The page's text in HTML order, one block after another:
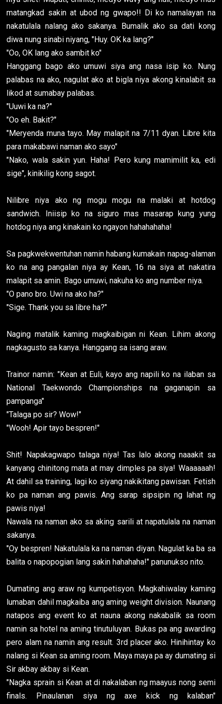
matangkad sakin at ubod ng gwapo!! Di ko namalayan na
nakatulala nalang ako sakanya. Bumalik ako sa dati kong
diwa nung sinabi niyang, "Huy. OK ka lang?"
"Oo, OK lang ako sambit ko"
Hanggang bago ako umuwi siya ang nasa isip ko. Nung
palabas na ako, nagulat ako at bigla niya akong kinalabit sa
likod at sumabay palabas.
"Uuwi ka na?"
"Oo eh. Bakit?"
"Meryenda muna tayo. May malapit na 7/11 dyan. Libre kita
para makabawi naman ako sayo"
"Nako, wala sakin yun. Haha! Pero kung mamimilit ka, edi
sige", kinikilig kong sagot.
Nilibre niya ako ng mogu mogu na malaki at hotdog
sandwich. Iniisip ko na siguro mas masarap kung yung
hotdog niya ang kinakain ko ngayon hahahahaha!
Sa pagkwekwentuhan namin habang kumakain napag-alaman
ko na ang pangalan niya ay Kean, 16 na siya at nakatira
malapit sa amin. Bago umuwi, nakuha ko ang number niya.
"O pano bro. Uwi na ako ha?"
"Sige. Thank you sa libre ha?"
Naging matalik kaming magkaibigan ni Kean. Lihim akong
nagkagusto sa kanya. Hanggang sa isang araw.
Trainor namin: "Kean at Euli, kayo ang napili ko na ilaban sa
National Taekwondo Championships na gaganapin sa
pampanga"
"Talaga po sir? Wow!"
"Wooh! Apir tayo bespren!"
Shit! Napakagwapo talaga niya! Tas lalo akong naaakit sa
kanyang chinitong mata at may dimples pa siya! Waaaaaah!
At dahil sa training, lagi ko siyang nakikitang pawisan. Fetish
ko pa naman ang pawis. Ang sarap sipsipin ng lahat ng
pawis niya!
Nawala na naman ako sa aking sarili at napatulala na naman
sakanya.
"Oy bespren! Nakatulala ka na naman diyan. Nagulat ka ba sa
balita o napopogian lang sakin hahahaha!" panunukso nito.
Dumating ang araw ng kumpetisyon. Magkahiwalay kaming
lumaban dahil magkaiba ang aming weight division. Naunang
natapos ang event ko at nauna akong nakabalik sa room
namin sa hotel na aming tinutuluyan. Bukas pa ang awarding
pero alam na namin ang result. 3rd placer ako. Hinihintay ko
nalang si Kean sa aming room. Maya maya pa ay dumating si
Sir akbay akbay si Kean.
"Nagka sprain si Kean at di nakalaban ng maayus nong semi
finals. Pinaulanan siya ng axe kick ng kalaban"